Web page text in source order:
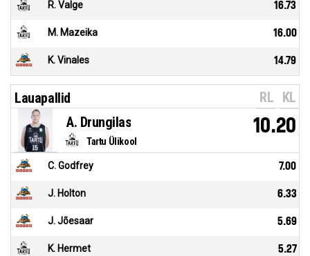
R. Valge 16.73
M. Mazeika 16.00
K. Vinales 14.79
Lauapallid RL KL
Tartu Ülikool
A. Drungilas 10.20
C. Godfrey 7.00
J. Holton 6.33
J. Jõesaar 5.69
K. Hermet 5.27